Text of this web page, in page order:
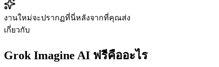
งานใหม่จะปรากฏที่นี่หลังจากที่คุณส่ง
เกี่ยวกับ
Grok Imagine AI ฟรีคืออะไร